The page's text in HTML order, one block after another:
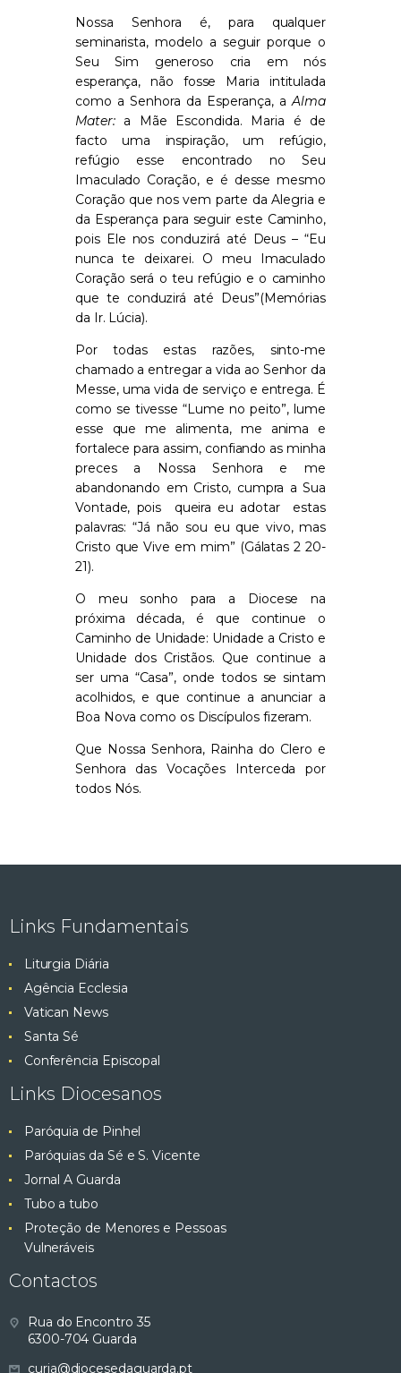
Nossa Senhora é, para qualquer
seminarista, modelo a seguir porque o
Seu Sim generoso cria em nós
esperança, não fosse Maria intitulada
como a Senhora da Esperança, aAlma
Mater:a Mãe Escondida. Maria é de
facto uma inspiração, um refúgio,
refúgio esse encontrado no Seu
Imaculado Coração, e é desse mesmo
Coração que nos vem parte da Alegria e
da Esperança para seguir este Caminho,
pois Ele nos conduzirá até Deus – “Eu
nunca te deixarei. O meu Imaculado
Coração será o teu refúgio e o caminho
que te conduzirá até Deus”(Memórias
da Ir. Lúcia).
Por todas estas razões, sinto-me
chamado a entregar a vida ao Senhor da
Messe, uma vida de serviço e entrega. É
como se tivesse “Lume no peito”, lume
esse que me alimenta, me anima e
fortalece para assim, confiando as minha
preces a Nossa Senhora e me
abandonando em Cristo, cumpra a Sua
Vontade, pois
queira eu adotar
estas
palavras: “Já não sou eu que vivo, mas
Cristo que Vive em mim” (Gálatas 2 20-
21).
O meu sonho para a Diocese na
próxima década, é que continue o
Caminho de Unidade: Unidade a Cristo e
Unidade dos Cristãos. Que continue a
ser uma “Casa”, onde todos se sintam
acolhidos, e que continue a anunciar a
Boa Nova como os Discípulos fizeram.
Que Nossa Senhora, Rainha do Clero e
Senhora das Vocações Interceda por
todos Nós.
Links Fundamentais
Liturgia Diária
Agência Ecclesia
Vatican News
Santa Sé
Conferência Episcopal
Links Diocesanos
Paróquia de Pinhel
Paróquias da Sé e S. Vicente
Jornal A Guarda
Tubo a tubo
Proteção de Menores e Pessoas
Vulneráveis
Contactos
Rua do Encontro 35
6300-704 Guarda
curia@diocesedaguarda.pt